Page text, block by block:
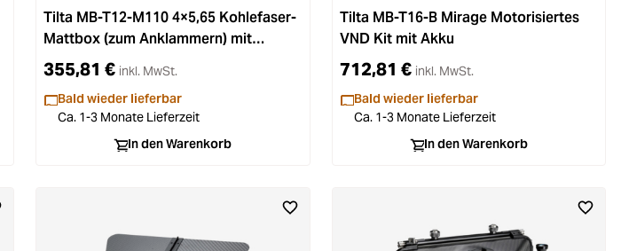
Tilta MB-T12-M110 4×5,65 Kohlefaser-
Mattbox (zum Anklammern) mit
Einzelunterstützung 110 mm Schwarz
355,81 € inkl. MwSt.
Bald wieder lieferbar
Ca. 1-3 Monate Lieferzeit
In den Warenkorb
Tilta MB-T16-B Mirage Motorisiertes
VND Kit mit Akku
712,81 € inkl. MwSt.
Bald wieder lieferbar
Ca. 1-3 Monate Lieferzeit
In den Warenkorb